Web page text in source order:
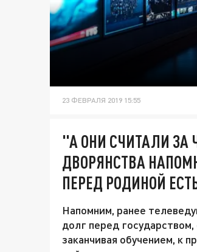
23 ФЕВРАЛЯ 2019 15:55
"А ОНИ СЧИТАЛИ ЗА
ДВОРЯНСТВА
ПЕРЕД РОДИНОЙ
Напомним, ранее
долг перед
заканчивая обучением, к